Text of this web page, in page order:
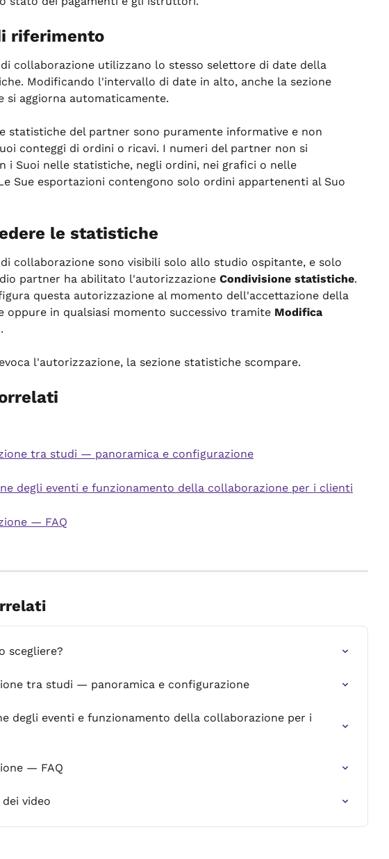
riferimento
collaborazione utilizzano lo stesso selettore di date della
Modificando l'intervallo di date in alto, anche la sezione
si aggiorna automaticamente.
statistiche del partner sono puramente informative e non
conteggi di ordini o ricavi. I numeri del partner non si
i Suoi nelle statistiche, negli ordini, nei grafici o nelle
Sue esportazioni contengono solo ordini appartenenti al Suo
le statistiche
collaborazione sono visibili solo allo studio ospitante, e solo
partner ha abilitato l'autorizzazione Condivisione statistiche.
questa autorizzazione al momento dell'accettazione della
oppure in qualsiasi momento successivo tramite Modifica
.
l'autorizzazione, la sezione statistiche scompare.
tra studi — panoramica e configurazione
degli eventi e funzionamento della collaborazione per i clienti
— FAQ
scegliere?
tra studi — panoramica e configurazione
degli eventi e funzionamento della collaborazione per i
— FAQ
video